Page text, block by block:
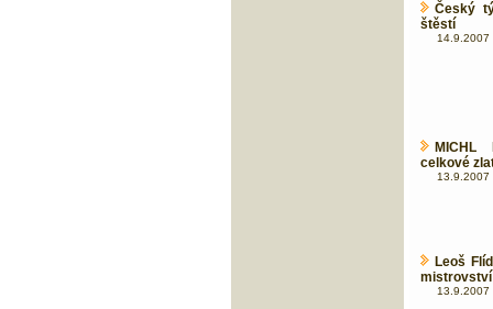
Český
štěstí
14.9.2007
MICHL
celkové
13.9.2007
Leoš
mistrovství
13.9.2007